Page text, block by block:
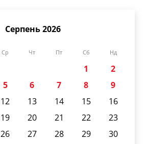
Серпень 2026
Ср Чт Пт Сб Нд
1
2
5 6 7 8
9
12 13 14 15
16
19 20 21 22
23
26 27 28 29
30